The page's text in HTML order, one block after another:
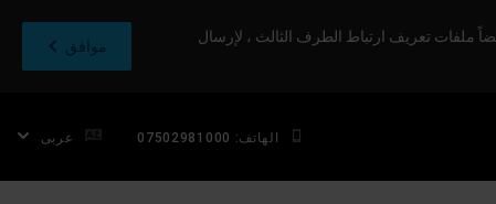
ملفات تعريف ارتباط الطرف الثالث ، لإرسال
موافق
الهاتف: 07502981000 عربى